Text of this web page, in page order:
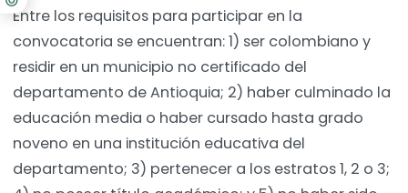
Entre los requisitos para participar en la
convocatoria se encuentran: 1) ser colombiano y
residir en un municipio no certificado del
departamento de Antioquia; 2) haber culminado la
educación media o haber cursado hasta grado
noveno en una institución educativa del
departamento; 3) pertenecer a los estratos 1, 2 o 3;